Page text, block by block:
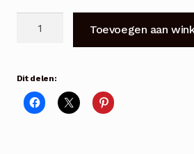
Herdersstaf
cm
dubbel
aantal
Toevoegen aan
Dit delen: